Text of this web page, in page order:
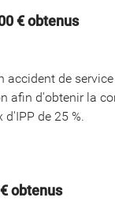
€ obtenus
accident de service
afin d'obtenir la
de 25 %.
obtenus